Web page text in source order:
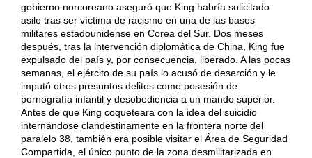
gobierno norcoreano aseguró que King habría solicitado
asilo tras ser víctima de racismo en una de las bases
militares estadounidense en Corea del Sur. Dos meses
después, tras la intervención diplomática de China, King fue
expulsado del país y, por consecuencia, liberado. A las pocas
semanas, el ejército de su país lo acusó de deserción y le
imputó otros presuntos delitos como posesión de
pornografía infantil y desobediencia a un mando superior.
Antes de que King coqueteara con la idea del suicidio
internándose clandestinamente en la frontera norte del
paralelo 38, también era posible visitar el Área de Seguridad
Compartida, el único punto de la zona desmilitarizada en